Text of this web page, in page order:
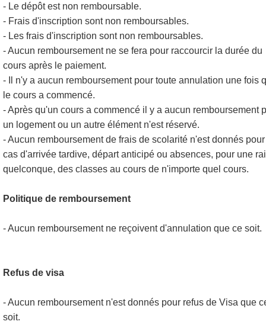
- Le dépôt est non remboursable.
- Frais d'inscription sont non remboursables.
- Les frais d'inscription sont non remboursables.
- Aucun remboursement ne se fera pour raccourcir la durée du
cours après le paiement.
- Il n'y a aucun remboursement pour toute annulation une fois
le cours a commencé.
- Après qu'un cours a commencé il y a aucun remboursement
un logement ou un autre élément n'est réservé.
- Aucun remboursement de frais de scolarité n'est donnés
cas d'arrivée tardive, départ anticipé ou absences, pour une
quelconque, des classes au cours de n'importe quel cours.
Politique de remboursement
- Aucun remboursement ne reçoivent d'annulation que ce soit.
Refus de visa
- Aucun remboursement n'est donnés pour refus de Visa que
soit.